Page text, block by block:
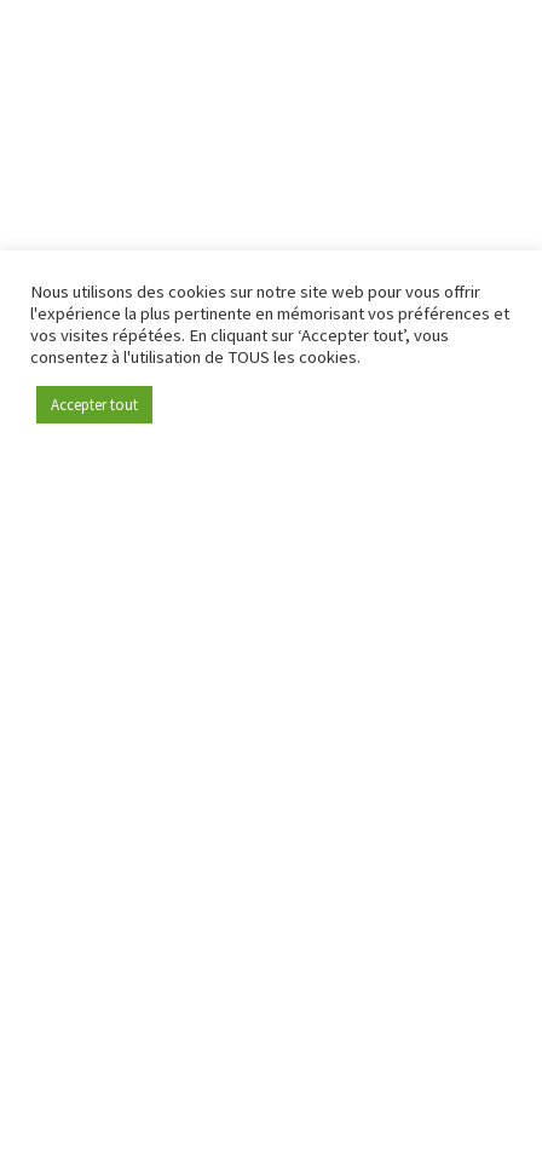
Devenez membre
Nous utilisons des cookies sur notre site web pour vous offrir
l'expérience la plus pertinente en mémorisant vos préférences et
vos visites répétées. En cliquant sur ‘Accepter tout’, vous
consentez à l'utilisation de TOUS les cookies.
Accepter tout